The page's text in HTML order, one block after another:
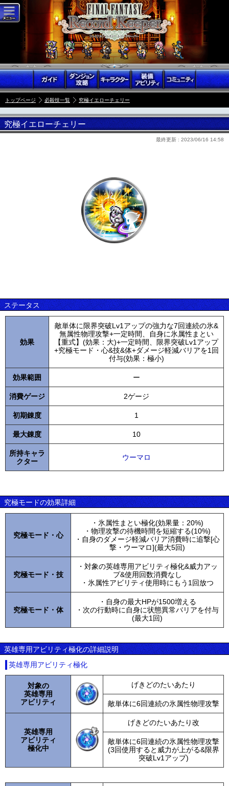
トップページ 必殺技一覧 究極イエローチェリー
究極イエローチェリー
最終更新 : 2023/06/16 14:58
ステータス
効果
敵単体に限界突破Lv1アップの強力な7回連続の氷&
無属性物理攻撃+一定時間、自身に氷属性まとい
【重式】(効果：大)+一定時間、限界突破Lv1アップ
+究極モード・心&技&体+ダメージ軽減バリアを1回
付与(効果：極小)
効果範囲 ー
消費ゲージ 2ゲージ
初期錬度 1
最大錬度 10
所持キャラ
クター
ウーマロ
究極モードの効果詳細
究極モード・心
・氷属性まとい極化(効果量：20%)
・物理攻撃の待機時間を短縮する(10%)
・自身のダメージ軽減バリア消費時に追撃[心
撃・ウーマロ](最大5回)
究極モード・技
・対象の英雄専用アビリティ極化&威力アッ
プ&使用回数消費なし
・氷属性アビリティ使用時にもう1回放つ
究極モード・体
・自身の最大HPが1500増える
・次の行動時に自身に状態異常バリアを付与
(最大1回)
英雄専用アビリティ極化の詳細説明
英雄専用アビリティ極化
対象の
英雄専用
アビリティ
げきどのたいあたり
敵単体に6回連続の氷属性物理攻撃
英雄専用
アビリティ
極化中
げきどのたいあたり改
敵単体に6回連続の氷属性物理攻撃
(3回使用すると威力が上がる&限界
突破Lv1アップ)